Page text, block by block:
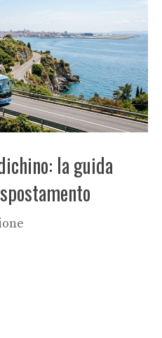
la guida